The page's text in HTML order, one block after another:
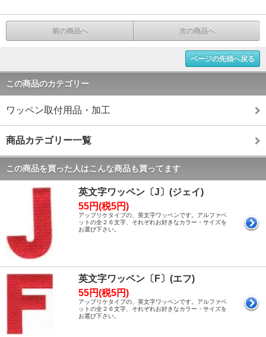
前の商品へ 次の商品へ
ページの先頭へ戻る
この商品のカテゴリー
ワッペン取付用品・加工
商品カテゴリー一覧
この商品を買った人はこんな商品も買ってます
英文字ワッペン〔J〕(ジェイ)
55円(税5円)
アップリケタイプの、英文字ワッペンです。アルファベ
ットの全２６文字、それぞれお好きなカラー・サイズを
お選び下さい。
英文字ワッペン〔F〕(エフ)
55円(税5円)
アップリケタイプの、英文字ワッペンです。アルファベ
ットの全２６文字、それぞれお好きなカラー・サイズを
お選び下さい。